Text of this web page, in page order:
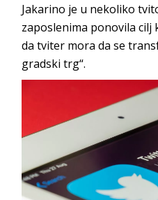
Jakarino je u nekoliko
zaposlenima ponovila cilj
da tviter mora da se
gradski trg“.